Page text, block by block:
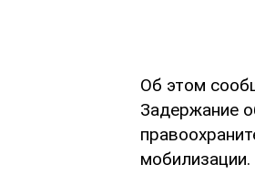
Об этом
Задержание
мобилизации.